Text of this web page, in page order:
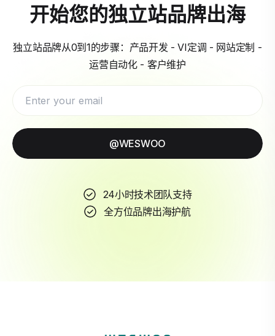
开始您的独立站品牌出海
独立站品牌从0到1的步骤：产品开发 - VI定调 - 网站定制 -
运营自动化 - 客户维护
@WESWOO
24小时技术团队支持
全方位品牌出海护航